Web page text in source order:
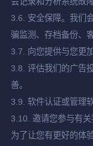
3.6. 安全保障。我们
骗监测、存档备份、
3.7. 向您提供与您更
3.8. 评估我们的广告
善。
3.9. 软件认证或管理
3.10. 邀请您参与有关
为了让您有更好的体